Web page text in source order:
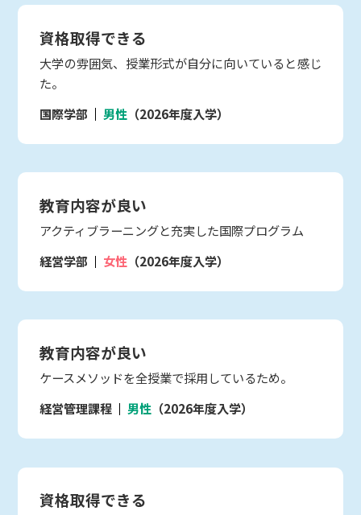
資格取得できる
大学の雰囲気、授業形式が自分に向いていると感じ
た。
国際学部
男性 （2026年度入学）
教育内容が良い
アクティブラーニングと充実した国際プログラム
経営学部
女性 （2026年度入学）
教育内容が良い
ケースメソッドを全授業で採用しているため。
経営管理課程
男性 （2026年度入学）
資格取得できる